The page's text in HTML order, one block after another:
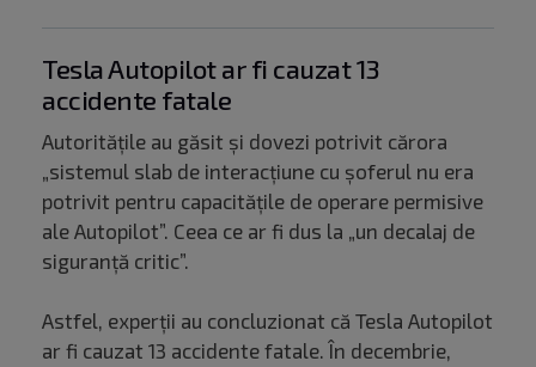
Tesla Autopilot ar fi cauzat 13
accidente fatale
Autoritățile au găsit și dovezi potrivit cărora
„sistemul slab de interacțiune cu șoferul nu era
potrivit pentru capacitățile de operare permisive
ale Autopilot”. Ceea ce ar fi dus la „un decalaj de
siguranță critic”.
Astfel, experții au concluzionat că Tesla Autopilot
ar fi cauzat 13 accidente fatale. În decembrie,